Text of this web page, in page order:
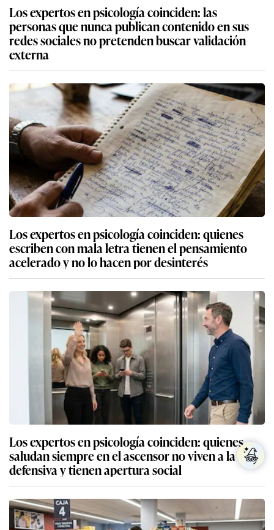
Los expertos en psicología coinciden: las
personas que nunca publican contenido en sus
redes sociales no pretenden buscar validación
externa
Los expertos en psicología coinciden: quienes
escriben con mala letra tienen el pensamiento
acelerado y no lo hacen por desinterés
Los expertos en psicología coinciden: quienes
saludan siempre en el ascensor no viven a la
defensiva y tienen apertura social